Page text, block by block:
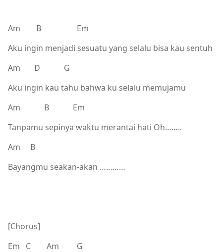
Am B Em
Aku ingin menjadi sesuatu yang selalu bisa kau sentuh
Am D G
Aku ingin kau tahu bahwa ku selalu memujamu
Am B Em
Tanpamu sepinya waktu merantai hati Oh……..
Am B
Bayangmu seakan-akan …………
[Chorus]
Em C Am G